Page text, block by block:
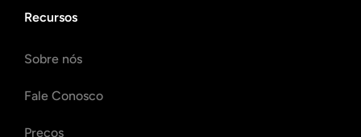
Recursos
Sobre nós
Fale Conosco
Preços